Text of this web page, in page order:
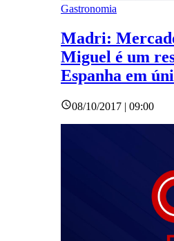
Gastronomia
Madri:
Miguel é um
Espanha em
08/10/2017 | 09:00